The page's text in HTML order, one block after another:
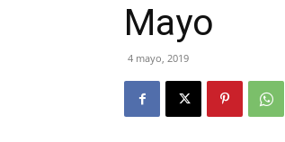
Mayo
4 mayo, 2019